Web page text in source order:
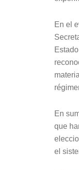
En el
En
que
el